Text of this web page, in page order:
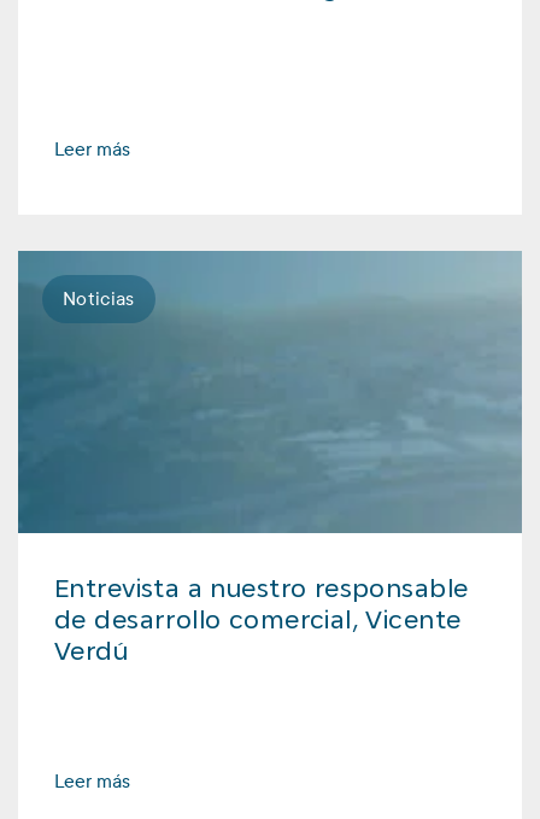
Leer más
Noticias
Entrevista a nuestro responsable
de desarrollo comercial, Vicente
Verdú
Leer más